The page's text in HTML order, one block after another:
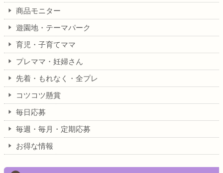
商品モニター
遊園地・テーマパーク
育児・子育てママ
プレママ・妊婦さん
先着・もれなく・全プレ
コツコツ懸賞
毎日応募
毎週・毎月・定期応募
お得な情報